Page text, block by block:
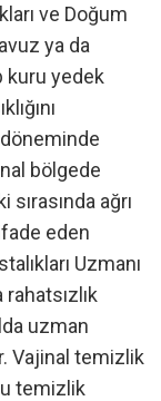
ve Doğum
ya da
kuru yedek
bölgede
sırasında ağrı
eden
Uzmanı
uzman
Vajinal temizlik
temizlik